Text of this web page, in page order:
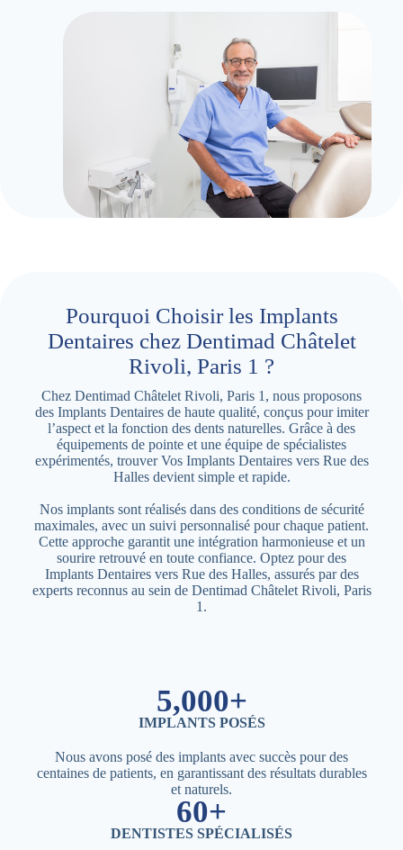
Pourquoi Choisir les Implants
Dentaires chez Dentimad Châtelet
Rivoli, Paris 1 ?
Chez Dentimad Châtelet Rivoli, Paris 1, nous proposons
des Implants Dentaires de haute qualité, conçus pour imiter
l’aspect et la fonction des dents naturelles. Grâce à des
équipements de pointe et une équipe de spécialistes
expérimentés, trouver Vos Implants Dentaires vers Rue des
Halles devient simple et rapide.
Nos implants sont réalisés dans des conditions de sécurité
maximales, avec un suivi personnalisé pour chaque patient.
Cette approche garantit une intégration harmonieuse et un
sourire retrouvé en toute confiance. Optez pour des
Implants Dentaires vers Rue des Halles, assurés par des
experts reconnus au sein de Dentimad Châtelet Rivoli, Paris
1.
5,000+
IMPLANTS POSÉS
Nous avons posé des implants avec succès pour des
centaines de patients, en garantissant des résultats durables
et naturels.
60+
DENTISTES SPÉCIALISÉS